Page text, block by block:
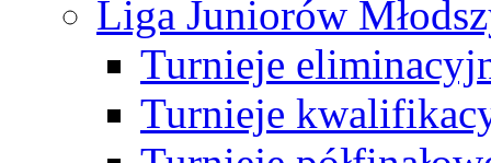
Liga Juniorów
Turnieje
Turnieje